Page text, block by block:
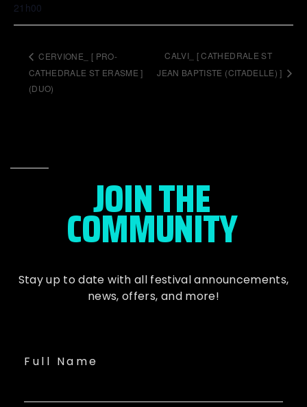
21h00
CERVIONE_ [ PRO-
CATHEDRALE ST ERASME ]
(DUO)
CALVI_ [ CATHEDRALE ST
JEAN BAPTISTE (CITADELLE) ]
JOIN THE
COMMUNITY
Stay up to date with all festivalannouncements,
news, offers, and more!
Full Name